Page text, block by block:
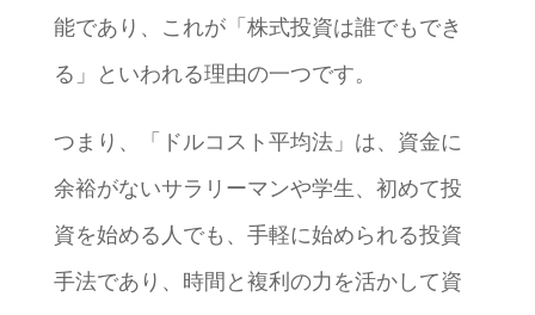
能であり、これが「株式投資は誰でもでき
る」といわれる理由の一つです。
つまり、「ドルコスト平均法」は、資金に
余裕がないサラリーマンや学生、初めて投
資を始める人でも、手軽に始められる投資
手法であり、時間と複利の力を活かして資